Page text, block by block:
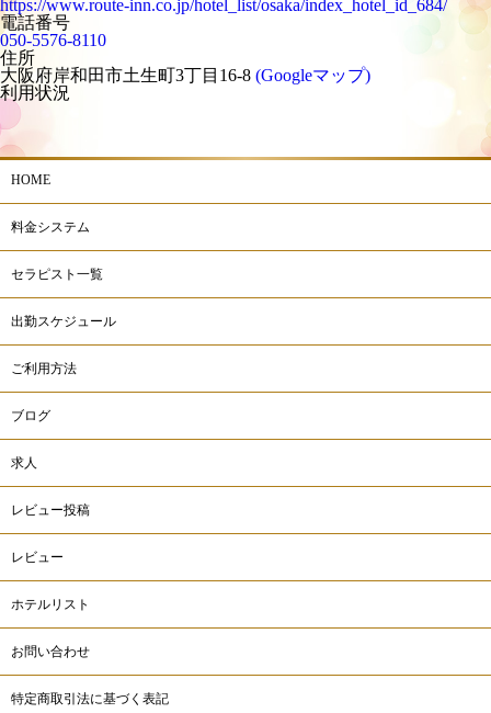
https://www.route-inn.co.jp/hotel_list/osaka/index_hotel_id_684/
電話番号
050-5576-8110
住所
大阪府岸和田市土生町3丁目16-8 (Googleマップ)
利用状況
HOME
料金システム
セラピスト一覧
出勤スケジュール
ご利用方法
ブログ
求人
レビュー投稿
レビュー
ホテルリスト
お問い合わせ
特定商取引法に基づく表記